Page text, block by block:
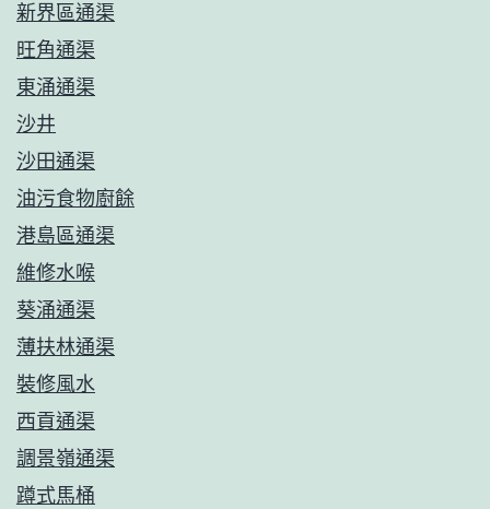
新界區通渠
旺角通渠
東涌通渠
沙井
沙田通渠
油污食物廚餘
港島區通渠
維修水喉
葵涌通渠
薄扶林通渠
裝修風水
西貢通渠
調景嶺通渠
蹲式馬桶